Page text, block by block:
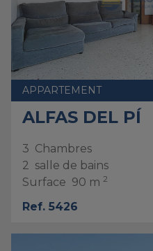
APPARTEMENT
ALFAS DEL PÍ
3 Chambres
2 salle de bains
Surface 90 m 2
Ref. 5426